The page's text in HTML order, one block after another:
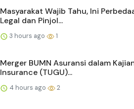
Masyarakat Wajib Tahu, Ini
Legal dan Pinjol...
3 hours ago 1
Merger BUMN Asuransi dalam
Insurance (TUGU)...
4 hours ago 2